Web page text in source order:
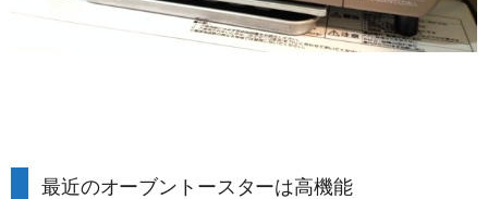
最近のオーブントースターは高機能